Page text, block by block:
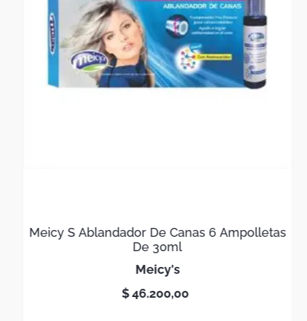
Meicy S Ablandador De Canas 6 Ampolletas
De 30ml
meicy's
$46.200,00